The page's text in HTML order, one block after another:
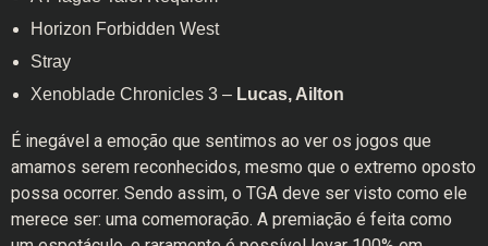
Horizon Forbidden West
Stray
Xenoblade Chronicles 3 – Lucas, Ailton
É inegável a emoção que sentimos ao ver os jogos que
amamos serem reconhecidos, mesmo que o extremo oposto
possa ocorrer. Sendo assim, o TGA deve ser visto como ele
merece ser: uma comemoração. A premiação é feita como